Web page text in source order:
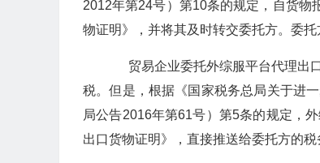
2012年第24号）第10条的规定，自货物
物证明》，并将其及时转交委托方。委
贸易企业委托外综服平台代理出
税。但是，根据《国家税务总局关于进
局公告2016年第61号）第5条的规定，
出口货物证明》，直接推送给委托方的税